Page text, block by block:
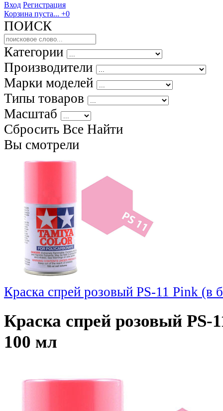
Вход Регистрация
Корзина пуста... +0
ПОИСК
Категории
Производители
Марки моделей
Типы товаров
Масштаб
Сбросить Все Найти
Вы смотрели
Краска спрей розовый PS-11 Pink (в
Краска спрей розовый PS-
100 мл